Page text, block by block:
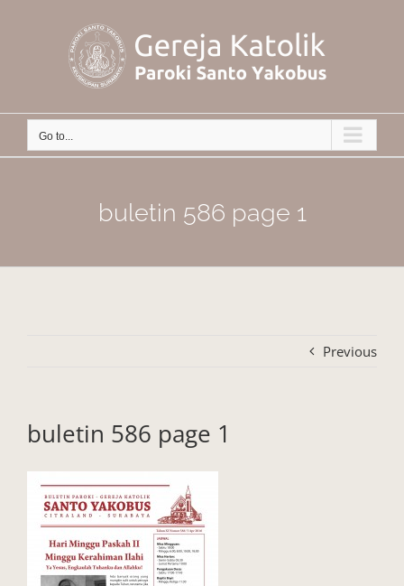
Go to...
buletin 586 page 1
Previous
buletin 586 page 1